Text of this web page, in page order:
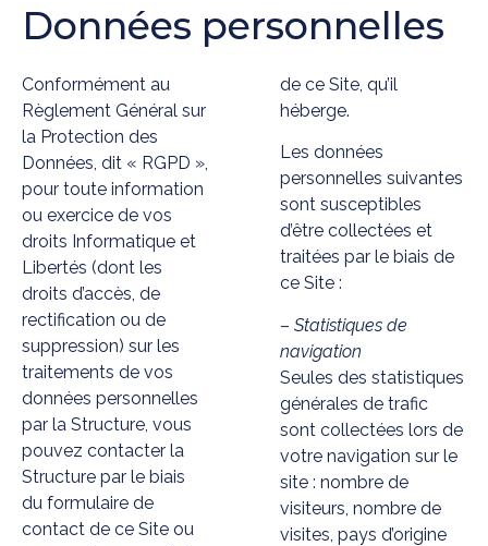
Données personnelles
Conformément au
Règlement Général sur
la Protection des
Données, dit « RGPD »,
pour toute information
ou exercice de vos
droits Informatique et
Libertés (dont les
droits d’accès, de
rectification ou de
suppression) sur les
traitements de vos
données personnelles
par la Structure, vous
pouvez contacter la
Structure par le biais
du formulaire de
contact de ce Site ou
de ce Site, qu’il
héberge.
Les données
personnelles suivantes
sont susceptibles
d’être collectées et
traitées par le biais de
ce Site :
– Statistiques de
navigation
Seules des statistiques
générales de trafic
sont collectées lors de
votre navigation sur le
site : nombre de
visiteurs, nombre de
visites, pays d’origine